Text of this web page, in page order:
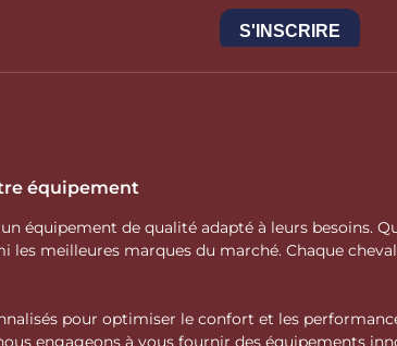
équipement
équipement de qualité adapté à leurs besoins.
meilleures marques du marché. Chaque
pour optimiser le confort et les
engageons à vous fournir des équipements